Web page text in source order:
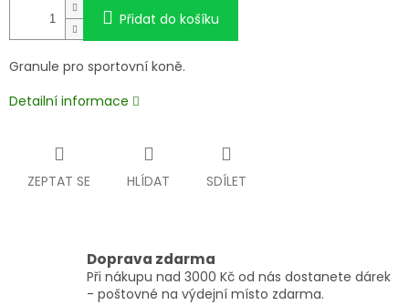
Přidat do košíku
Granule pro sportovní koně.
Detailní informace
ZEPTAT SE HLÍDAT SDÍLET
Doprava zdarma
Při nákupu nad 3000 Kč od nás dostanete dárek
- poštovné na výdejní místo zdarma.